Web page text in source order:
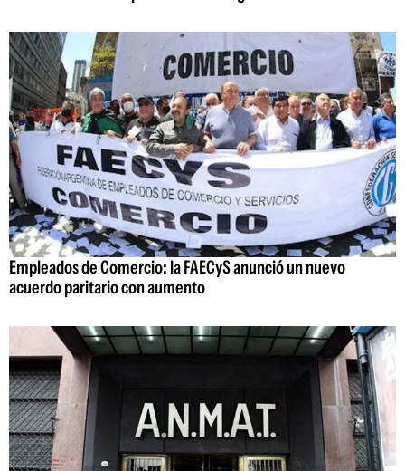
Empleados de Comercio: la FAECyS anunció un nuevo
acuerdo paritario con aumento